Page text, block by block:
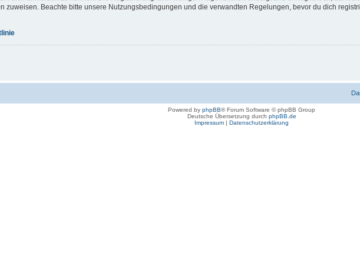
zuweisen. Beachte bitte unsere Nutzungsbedingungen und die verwandten Regelungen, bevor du dich
Powered by phpBB® Forum Software © phpBB Group
Deutsche Übersetzung durch phpBB.de
Impressum | Datenschutzerklärung